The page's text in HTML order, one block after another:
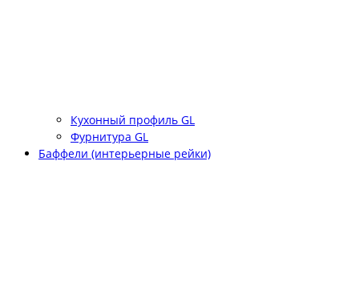
Кухонный профиль GL
Фурнитура GL
Баффели (интерьерные рейки)